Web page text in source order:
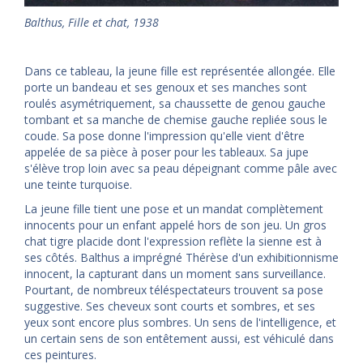
Balthus, Fille et chat, 1938
Dans ce tableau, la jeune fille est représentée allongée. Elle
porte un bandeau et ses genoux et ses manches sont
roulés asymétriquement, sa chaussette de genou gauche
tombant et sa manche de chemise gauche repliée sous le
coude. Sa pose donne l'impression qu'elle vient d'être
appelée de sa pièce à poser pour les tableaux. Sa jupe
s'élève trop loin avec sa peau dépeignant comme pâle avec
une teinte turquoise.
La jeune fille tient une pose et un mandat complètement
innocents pour un enfant appelé hors de son jeu. Un gros
chat tigre placide dont l'expression reflète la sienne est à
ses côtés. Balthus a imprégné Thérèse d'un exhibitionnisme
innocent, la capturant dans un moment sans surveillance.
Pourtant, de nombreux téléspectateurs trouvent sa pose
suggestive. Ses cheveux sont courts et sombres, et ses
yeux sont encore plus sombres. Un sens de l'intelligence, et
un certain sens de son entêtement aussi, est véhiculé dans
ces peintures.